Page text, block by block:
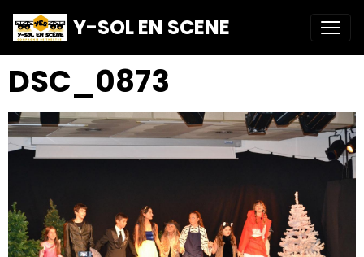
Y-SOL EN SCENE
DSC_0873